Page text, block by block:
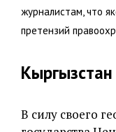
журналистам, что
претензий
В силу своего